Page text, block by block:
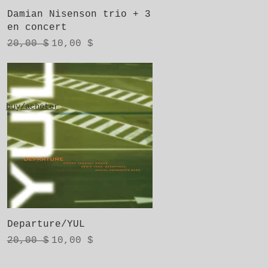
Aperçu rapide
Damian Nisenson trio + 3
en concert
Prix original
20,00 $ Prix promotionnel
10,00 $
Aperçu rapide
Departure/YUL
Prix original
20,00 $ Prix promotionnel
10,00 $
buy/acheter